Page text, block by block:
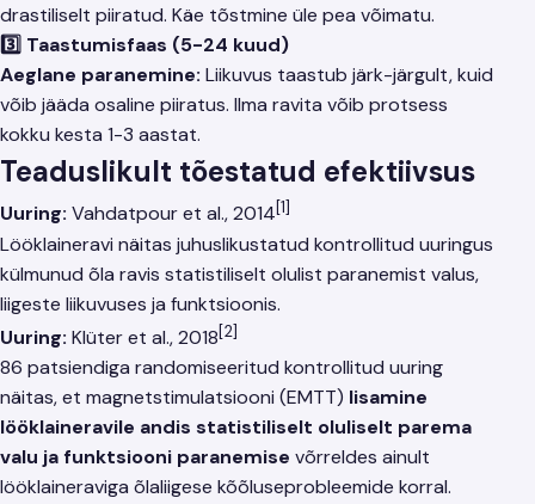
drastiliselt piiratud. Käe tõstmine üle pea võimatu.
3️⃣ Taastumisfaas (5-24 kuud)
Aeglane paranemine: Liikuvus taastub järk-järgult, kuid
võib jääda osaline piiratus. Ilma ravita võib protsess
kokku kesta 1-3 aastat.
Teaduslikult tõestatud efektiivsus
Uuring: Vahdatpour et al., 2014[1]
Lööklaineravi näitas juhuslikustatud kontrollitud uuringus
külmunud õla ravis statistiliselt olulist paranemist valus,
liigeste liikuvuses ja funktsioonis.
Uuring: Klüter et al., 2018[2]
86 patsiendiga randomiseeritud kontrollitud uuring
näitas, et magnetstimulatsiooni (EMTT) lisamine
lööklaineravile andis statistiliselt oluliselt parema
valu ja funktsiooni paranemise võrreldes ainult
lööklaineraviga õlaliigese kõõluseprobleemide korral.